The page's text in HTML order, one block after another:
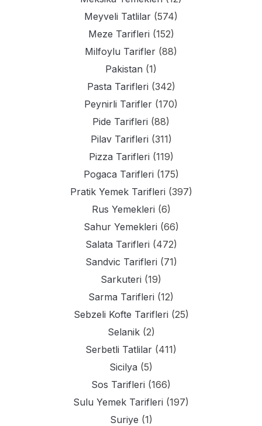
Meyveli Tatlilar (574)
Meze Tarifleri (152)
Milfoylu Tarifler (88)
Pakistan (1)
Pasta Tarifleri (342)
Peynirli Tarifler (170)
Pide Tarifleri (88)
Pilav Tarifleri (311)
Pizza Tarifleri (119)
Pogaca Tarifleri (175)
Pratik Yemek Tarifleri (397)
Rus Yemekleri (6)
Sahur Yemekleri (66)
Salata Tarifleri (472)
Sandvic Tarifleri (71)
Sarkuteri (19)
Sarma Tarifleri (12)
Sebzeli Kofte Tarifleri (25)
Selanik(2)
Serbetli Tatlilar (411)
Sicilya (5)
Sos Tarifleri (166)
Sulu Yemek Tarifleri (197)
Suriye (1)